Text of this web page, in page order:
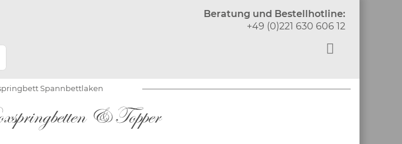
Beratung und Bestellhotline:
+49 (0)221 630 606 12
Spannbettlaken